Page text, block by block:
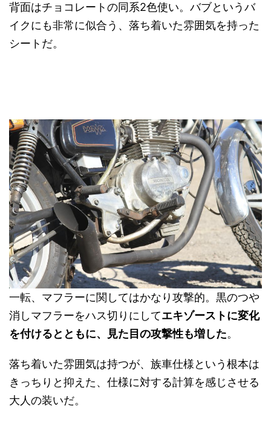
背面はチョコレートの同系2色使い。バブというバ
イクにも非常に似合う、落ち着いた雰囲気を持った
シートだ。
一転、マフラーに関してはかなり攻撃的。黒のつや
消しマフラーをハス切りにしてエキゾーストに変化
を付けるとともに、見た目の攻撃性も増した。
落ち着いた雰囲気は持つが、族車仕様という根本は
きっちりと抑えた、仕様に対する計算を感じさせる
大人の装いだ。